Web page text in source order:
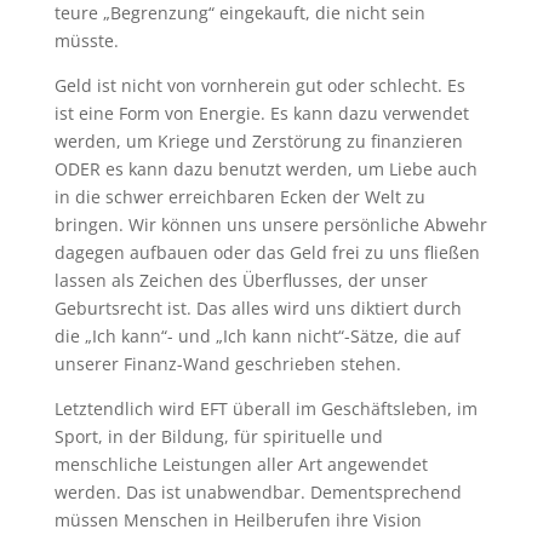
teure „Begrenzung“ eingekauft, die nicht sein
müsste.
Geld ist nicht von vornherein gut oder schlecht. Es
ist eine Form von Energie. Es kann dazu verwendet
werden, um Kriege und Zerstörung zu finanzieren
ODER es kann dazu benutzt werden, um Liebe auch
in die schwer erreichbaren Ecken der Welt zu
bringen. Wir können uns unsere persönliche Abwehr
dagegen aufbauen oder das Geld frei zu uns fließen
lassen als Zeichen des Überflusses, der unser
Geburtsrecht ist. Das alles wird uns diktiert durch
die „Ich kann“- und „Ich kann nicht“-Sätze, die auf
unserer Finanz-Wand geschrieben stehen.
Letztendlich wird EFT überall im Geschäftsleben, im
Sport, in der Bildung, für spirituelle und
menschliche Leistungen aller Art angewendet
werden. Das ist unabwendbar. Dementsprechend
müssen Menschen in Heilberufen ihre Vision